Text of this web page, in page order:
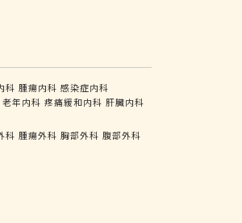
科 腫瘍内科 感染症内科
老年内科 疼痛緩和内科 肝臓内科
科 腫瘍外科 胸部外科 腹部外科